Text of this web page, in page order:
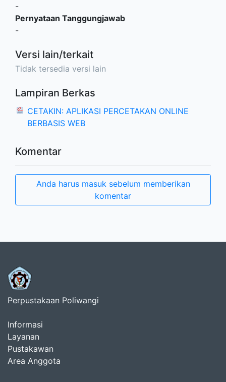
-
Pernyataan Tanggungjawab
-
Versi lain/terkait
Tidak tersedia versi lain
Lampiran Berkas
CETAKIN: APLIKASI PERCETAKAN ONLINE
BERBASIS WEB
Komentar
Anda harus masuk sebelum memberikan
komentar
Perpustakaan Poliwangi
Informasi
Layanan
Pustakawan
Area Anggota